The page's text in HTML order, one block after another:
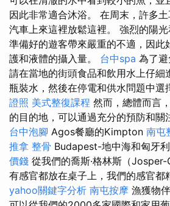
因此非常適合沐浴。 在周末，許多
汽車上來這裡放鬆這裡。 強烈的陽
準備好的遊客帶來嚴重的不適，因此
護和液體的攝入量。 台中spa 為了避
請在當地的街頭食品和飲用水上仔細
瓶裝水，然後在停電和供水問題中選
證照 美式整復課程 然而，總體而言
的目的地，可以通過充分的預防和關
台中泡腳 Agos餐廳的Kimpton 南屯
推拿 整骨 Budapest-地中海和匈牙
價錢 從我們的喬斯·格林斯（
有感官都放在桌子上，我們的感官都
yahoo關鍵字分析 南屯按摩 漁獲物